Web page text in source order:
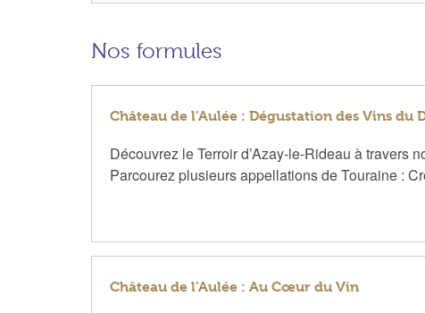
Nos formules
Château de l’Aulée : Dégustation des Vins du
Découvrez le Terroir d’Azay-le-Rideau à travers
Parcourez plusieurs appellations de Touraine :
Château de l’Aulée : Au Cœur du Vin